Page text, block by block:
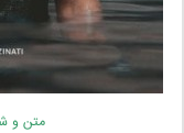
متن و